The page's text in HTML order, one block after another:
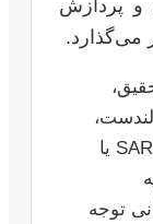
و پردازش
می‌گذارد.
سنتینل، استر، داده‌های راداری SAR یا
توجه